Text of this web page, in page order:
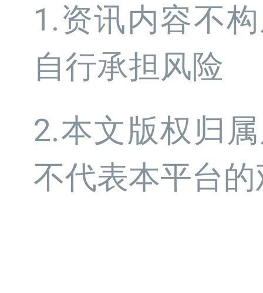
1.资讯内容不
自行承担风险
2.本文版权归
不代表本平台